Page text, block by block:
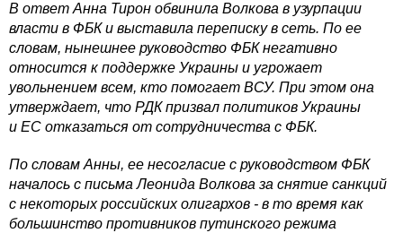
В ответ Анна Тирон обвинила Волкова в узурпации
власти в ФБК и выставила переписку в сеть. По ее
словам, нынешнее руководство ФБК негативно
относится к поддержке Украины и угрожает
увольнением всем, кто помогает ВСУ. При этом она
утверждает, что РДК призвал политиков Украины
и ЕС отказаться от сотрудничества с ФБК.
По словам Анны, ее несогласие с руководством ФБК
началось с письма Леонида Волкова за снятие санкций
с некоторых российских олигархов - в то время как
большинство противников путинского режима